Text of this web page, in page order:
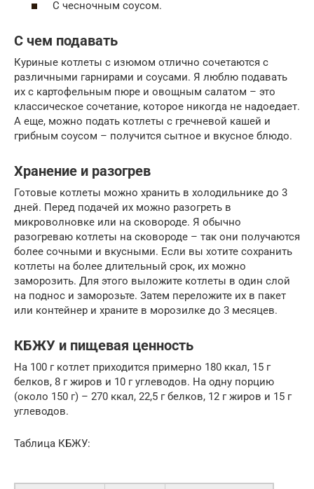
С чесночным соусом.
С чем подавать
Куриные котлеты с изюмом отлично сочетаются с
различными гарнирами и соусами. Я люблю подавать
их с картофельным пюре и овощным салатом – это
классическое сочетание, которое никогда не надоедает.
А еще, можно подать котлеты с гречневой кашей и
грибным соусом – получится сытное и вкусное блюдо.
Хранение и разогрев
Готовые котлеты можно хранить в холодильнике до 3
дней. Перед подачей их можно разогреть в
микроволновке или на сковороде. Я обычно
разогреваю котлеты на сковороде – так они получаются
более сочными и вкусными. Если вы хотите сохранить
котлеты на более длительный срок, их можно
заморозить. Для этого выложите котлеты в один слой
на поднос и заморозьте. Затем переложите их в пакет
или контейнер и храните в морозилке до 3 месяцев.
КБЖУ и пищевая ценность
На 100 г котлет приходится примерно 180 ккал, 15 г
белков, 8 г жиров и 10 г углеводов. На одну порцию
(около 150 г) – 270 ккал, 22,5 г белков, 12 г жиров и 15 г
углеводов.
Таблица КБЖУ: